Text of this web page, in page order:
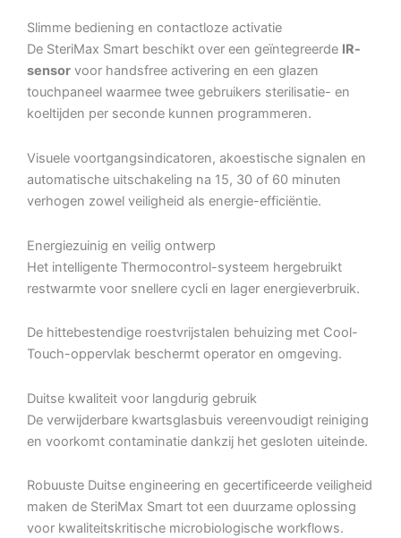
Slimme bediening en contactloze activatie
De SteriMax Smart beschikt over een geïntegreerde IR-
sensor voor handsfree activering en een glazen
touchpaneel waarmee twee gebruikers sterilisatie- en
koeltijden per seconde kunnen programmeren.
Visuele voortgangsindicatoren, akoestische signalen en
automatische uitschakeling na 15, 30 of 60 minuten
verhogen zowel veiligheid als energie-efficiëntie.
Energiezuinig en veilig ontwerp
Het intelligente Thermocontrol-systeem hergebruikt
restwarmte voor snellere cycli en lager energieverbruik.
De hittebestendige roestvrijstalen behuizing met Cool-
Touch-oppervlak beschermt operator en omgeving.
Duitse kwaliteit voor langdurig gebruik
De verwijderbare kwartsglasbuis vereenvoudigt reiniging
en voorkomt contaminatie dankzij het gesloten uiteinde.
Robuuste Duitse engineering en gecertificeerde veiligheid
maken de SteriMax Smart tot een duurzame oplossing
voor kwaliteitskritische microbiologische workflows.